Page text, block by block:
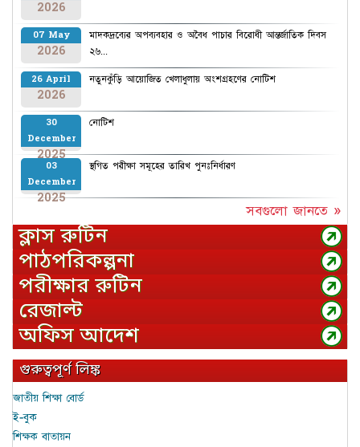
2026
07 May
2026
মাদকদ্রব্যের অপব্যবহার ও অবৈধ পাচার বিরোধী আন্তর্জাতিক দিবস
২৬...
26 April
2026
নতুনকুঁড়ি আয়োজিত খেলাধুলায় অংশগ্রহণের নোটিশ
30
December
2025
নোটিশ
03
December
2025
স্থগিত পরীক্ষা সমূহের তারিখ পুনঃনির্ধারণ
সবগুলো জানতে »
ক্লাস রুটিন
পাঠপরিকল্পনা
পরীক্ষার রুটিন
রেজাল্ট
অফিস আদেশ
গুরুত্বপূর্ণ লিঙ্ক
জাতীয় শিক্ষা বোর্ড
ই-বুক
শিক্ষক বাতায়ন